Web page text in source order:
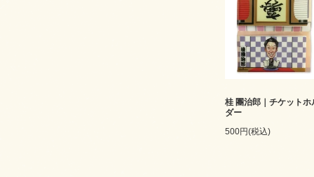
桂 團治郎｜チケットホ
ダー
500円(税込)